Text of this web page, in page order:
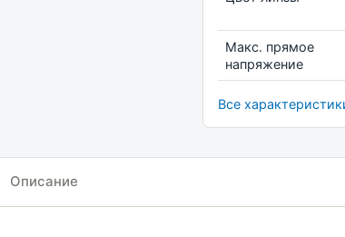
Макс. прямое
напряжение
Все
Описание